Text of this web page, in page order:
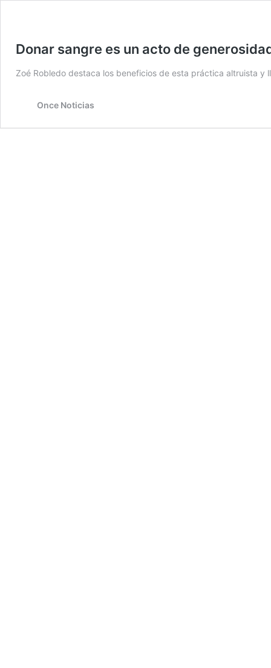
Donar sangre es un acto de
Zoé Robledo destaca los beneficios de esta práctica altruista y
Once Noticias